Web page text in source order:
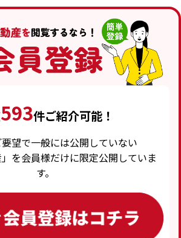
593件ご紹介可能！
望で一般には公開していない
」を会員様だけに限定公開していま
す。